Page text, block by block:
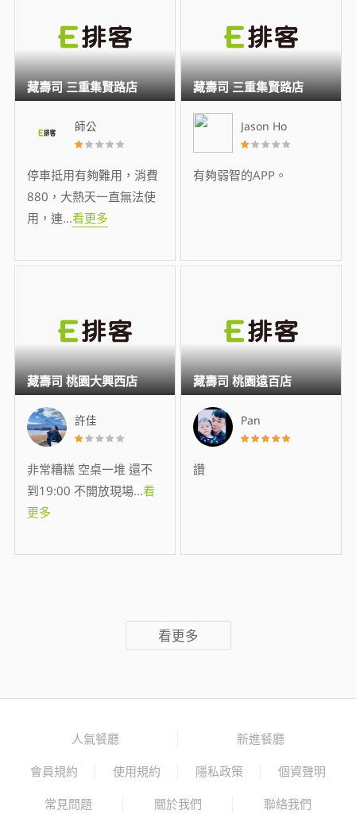
師公
停車抵用有夠難用，消費
880，大熱天一直無法使
用，連...看更多
藏壽司 三重集賢路店
Jason Ho
有夠弱智的APP。
藏壽司 三重集賢路店
許佳
非常糟糕 空桌一堆 還不
到19:00 不開放現場...看
更多
藏壽司 桃園大興西店
Pan
讚
藏壽司 桃園遠百店
看更多
人氣餐廳 新進餐廳
會員規約 使用規約 隱私政策 個資聲明
常見問題 關於我們 聯絡我們